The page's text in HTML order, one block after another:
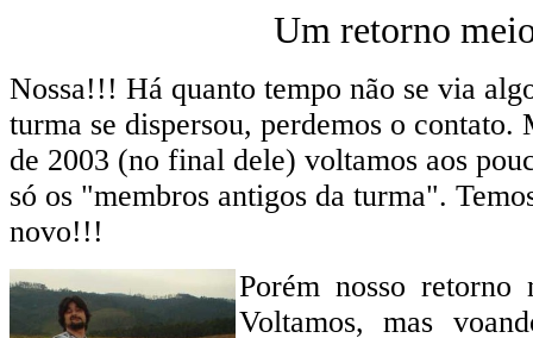
Um retorno
Nossa!!! Há quanto tempo não se via
turma se dispersou, perdemos o
de 2003 (no final dele) voltamos aos
só os "membros antigos da turma".
novo!!!
Porém nosso
Voltamos, mas